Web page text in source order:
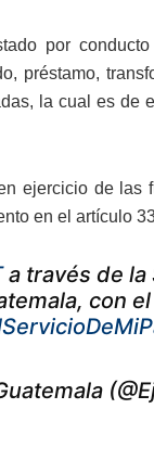
por
préstamo,
la cual es de
ejercicio de las
en el artículo
a través de la
con